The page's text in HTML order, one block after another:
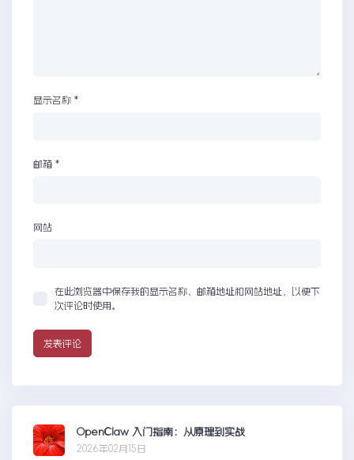
显示名称 *
邮箱 *
网站
在此浏览器中保存我的显示名称、邮箱地址和网站地址，以便下
次评论时使用。
OpenClaw 入门指南：从原理到实战
2026年02月15日